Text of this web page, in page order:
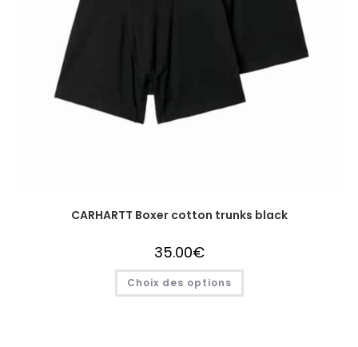
CARHARTT Boxer cotton trunks black
35.00€
Choix des options